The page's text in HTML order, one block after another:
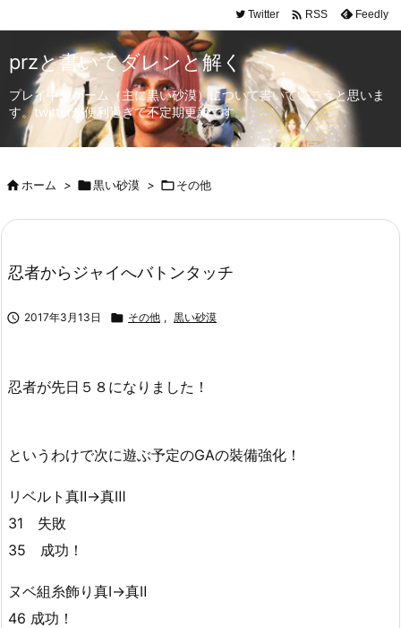
Twitter  RSS Feedly
przと書いてダレンと解く
プレイ中のゲーム（主に黒い砂漠）について書いていこうと思いま
す。twitterが便利過ぎて不定期更新です。
ホーム > 黒い砂漠 > その他
忍者からジャイへバトンタッチ
 2017年3月13日  その他 , 黒い砂漠
忍者が先日５８になりました！
というわけで次に遊ぶ予定のGAの裝備強化！
リベルト真Ⅱ→真Ⅲ
31 失敗
35 成功！
ヌベ組糸飾り真Ⅰ→真Ⅱ
46 成功！